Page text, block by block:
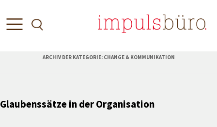
ARCHIV DER KATEGORIE: CHANGE & KOMMUNIKATION
Glaubenssätze in der Organisation